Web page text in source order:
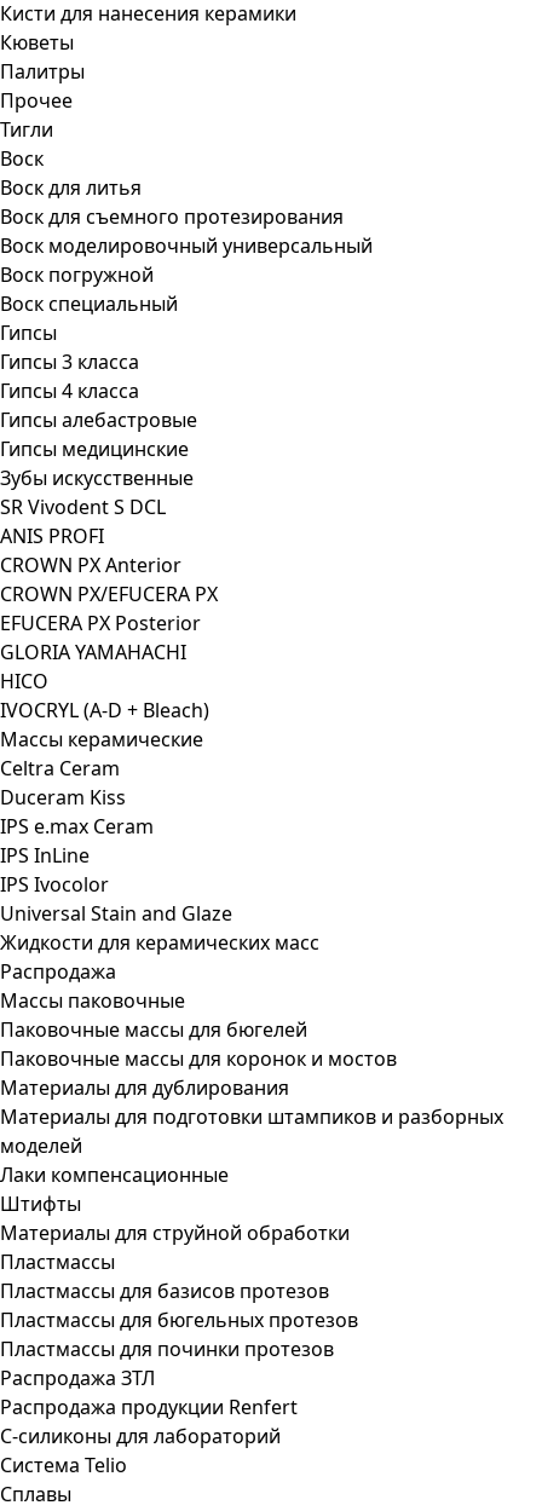
Кисти для нанесения керамики
Кюветы
Палитры
Прочее
Тигли
Воск
Воск для литья
Воск для съемного протезирования
Воск моделировочный универсальный
Воск погружной
Воск специальный
Гипсы
Гипсы 3 класса
Гипсы 4 класса
Гипсы алебастровые
Гипсы медицинские
Зубы искусственные
SR Vivodent S DCL
ANIS PROFI
CROWN PX Anterior
CROWN PX/EFUCERA PX
EFUCERA PX Posterior
GLORIA YAMAHACHI
HICO
IVOCRYL (A-D + Bleach)
Массы керамические
Celtra Ceram
Duceram Kiss
IPS e.max Ceram
IPS InLine
IPS Ivocolor
Universal Stain and Glaze
Жидкости для керамических масс
Распродажа
Массы паковочные
Паковочные массы для бюгелей
Паковочные массы для коронок и мостов
Материалы для дублирования
Материалы для подготовки штампиков и разборных
моделей
Лаки компенсационные
Штифты
Материалы для струйной обработки
Пластмассы
Пластмассы для базисов протезов
Пластмассы для бюгельных протезов
Пластмассы для починки протезов
Распродажа ЗТЛ
Распродажа продукции Renfert
С-силиконы для лабораторий
Система Telio
Сплавы